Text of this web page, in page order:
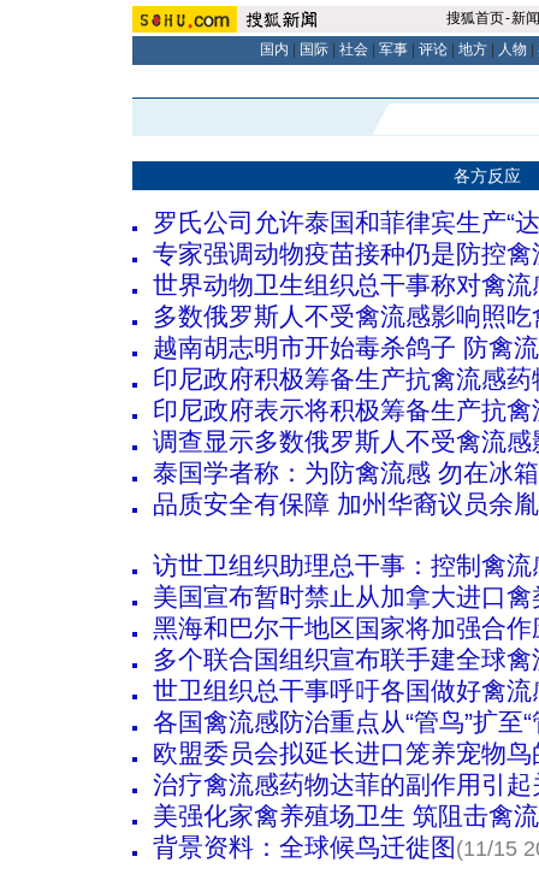
搜狐首页-新闻
国内
国际| 社会| 军事| 评论| 地方| 人物
各方反应
罗氏公司允许泰国和菲律宾生产“
专家强调动物疫苗接种仍是防控
世界动物卫生组织总干事称对禽
多数俄罗斯人不受禽流感影响照吃
越南胡志明市开始毒杀鸽子 防禽
印尼政府积极筹备生产抗禽流感药
印尼政府表示将积极筹备生产抗禽
调查显示多数俄罗斯人不受禽流
泰国学者称：为防禽流感 勿在冰
品质安全有保障 加州华裔议员余
访世卫组织助理总干事：控制禽
美国宣布暂时禁止从加拿大进口禽
黑海和巴尔干地区国家将加强合
多个联合国组织宣布联手建全球
世卫组织总干事呼吁各国做好禽
各国禽流感防治重点从“管鸟”扩至“
欧盟委员会拟延长进口笼养宠物
治疗禽流感药物达菲的副作用引起
美强化家禽养殖场卫生 筑阻击禽
背景资料：全球候鸟迁徙图 (11/15